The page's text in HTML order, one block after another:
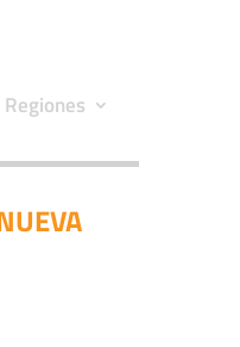
Regiones